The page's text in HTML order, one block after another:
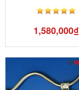
1,580,000₫